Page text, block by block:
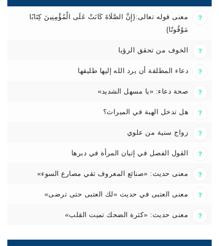
معنى قوله تعالى:{إِنَّ الصَّلَاةَ كَانَتْ عَلَى الْمُؤْمِنِينَ كِتَابًا
مَوْقُوتًا}
الخوف من تحقق الرؤيا
دعاء المطلقة أن يرد الله إليها طليقها
صحة دعاء: «يا مسهل الشديد»
هل تدخل الهبة في الميراث؟
زواج سنية من علوي
القول الفصل في إتيان المرأة في دبرها
معنى حديث: «صنائع المعروف تقي مصارع السوء»
معنى العتبى في حديث «لك العتبى حتى ترضى»
معنى حديث: «كثرة الضحك تميت القلب»